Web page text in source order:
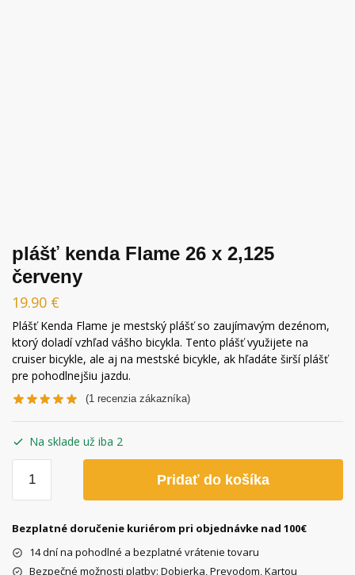
plášť kenda Flame 26 x 2,125
červeny
19.90 €
Plášť Kenda Flame je mestský plášť so zaujímavým dezénom,
ktorý doladí vzhľad vášho bicykla. Tento plášť využijete na
cruiser bicykle, ale aj na mestské bicykle, ak hľadáte širší plášť
pre pohodlnejšiu jazdu.
(1 recenzia zákazníka)
Na sklade už iba 2
plášť
Flame
Pridať do košíka
Bezplatné doručenie kuriérom pri objednávke nad 100€
14 dní na pohodlné a bezplatné vrátenie tovaru
Bezpečné možnosti platby: Dobierka, Prevodom, Kartou